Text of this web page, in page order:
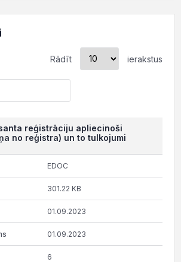
Rādīt ierakstus
reģistrāciju apliecinoši
no reģistra) un to tulkojumi
EDOC
301.22 KB
01.09.2023
01.09.2023
6